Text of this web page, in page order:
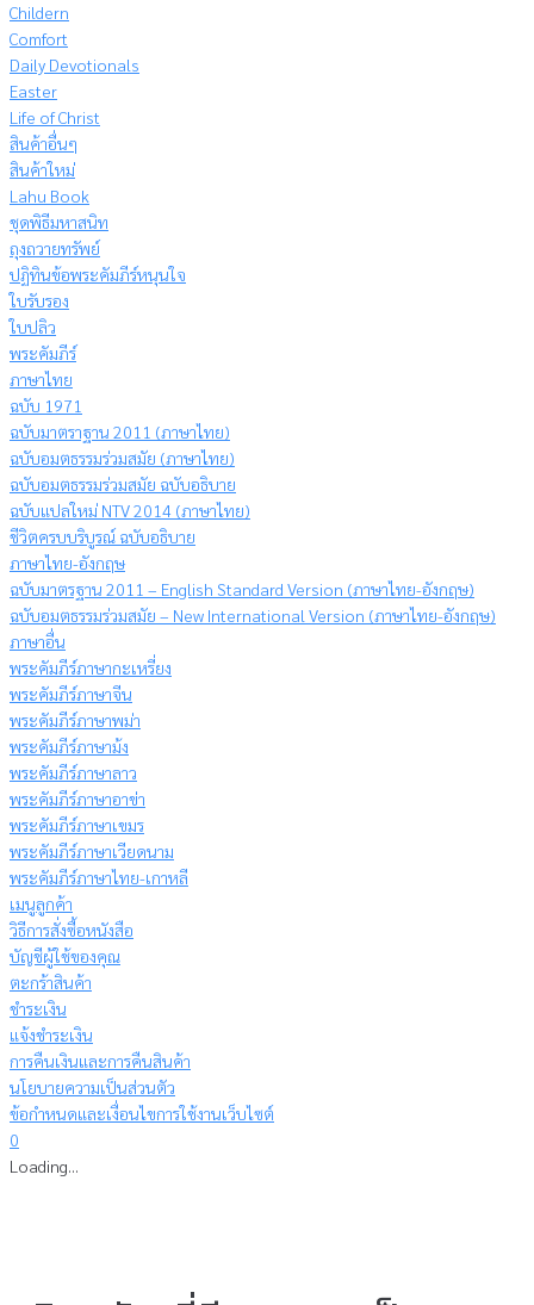
Childern
Comfort
Daily Devotionals
Easter
Life of Christ
สินค้าอื่นๆ
สินค้าใหม่
Lahu Book
ชุดพิธีมหาสนิท
ถุงถวายทรัพย์
ปฏิทินข้อพระคัมภีร์หนุนใจ
ใบรับรอง
ใบปลิว
พระคัมภีร์
ภาษาไทย
ฉบับ 1971
ฉบับมาตราฐาน 2011 (ภาษาไทย)
ฉบับอมตธรรมร่วมสมัย (ภาษาไทย)
ฉบับอมตธรรมร่วมสมัย ฉบับอธิบาย
ฉบับแปลใหม่ NTV 2014 (ภาษาไทย)
ชีวิตครบบริบูรณ์ ฉบับอธิบาย
ภาษาไทย-อังกฤษ
ฉบับมาตรฐาน 2011 – English Standard Version (ภาษาไทย-อังกฤษ)
ฉบับอมตธรรมร่วมสมัย – New International Version (ภาษาไทย-อังกฤษ)
ภาษาอื่น
พระคัมภีร์ภาษากะเหรี่ยง
พระคัมภีร์ภาษาจีน
พระคัมภีร์ภาษาพม่า
พระคัมภีร์ภาษาม้ง
พระคัมภีร์ภาษาลาว
พระคัมภีร์ภาษาอาข่า
พระคัมภีร์ภาษาเขมร
พระคัมภีร์ภาษาเวียดนาม
พระคัมภีร์ภาษาไทย-เกาหลี
เมนูลูกค้า
วิธีการสั่งซื้อหนังสือ
บัญชีผู้ใช้ของคุณ
ตะกร้าสินค้า
ชำระเงิน
แจ้งชำระเงิน
การคืนเงินและการคืนสินค้า
นโยบายความเป็นส่วนตัว
ข้อกำหนดและเงื่อนไขการใช้งานเว็บไซต์
0
Loading...